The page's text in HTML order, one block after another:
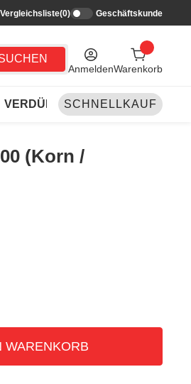
Vergleichsliste(0) Geschäftskunde
AnmeldenWarenkorb
VERDÜNNEN-REINIGEN
SCHNELLKAUF
(Korn /
WARENKORB